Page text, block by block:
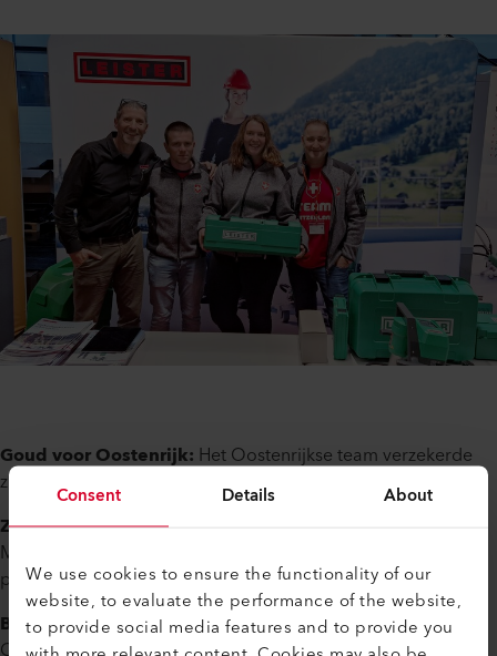
Consent Details About
We use cookies to ensure the functionality of our
website, to evaluate the performance of the website,
to provide social media features and to provide you
Goud voor Oostenrijk: Het Oostenrijkse team verzekerde
zich van de eerste plaats.
Zilver voor Zwitserland:
Murpf en Svenja Germann lieten veel indruk achter met hun
precisie en teamwork.
Brons voor China:Met zijn eerste podiumplaats toonde